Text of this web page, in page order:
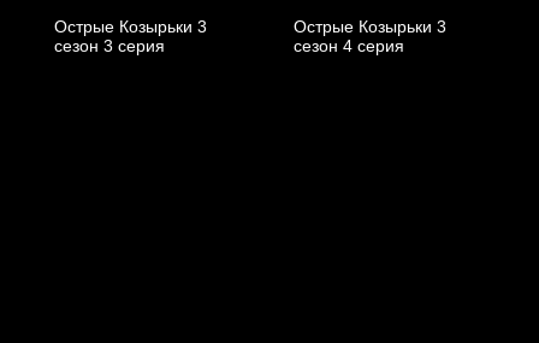
Острые Козырьки 3
cезон 3 cерия
Острые Козырьки 3
cезон 4 cерия